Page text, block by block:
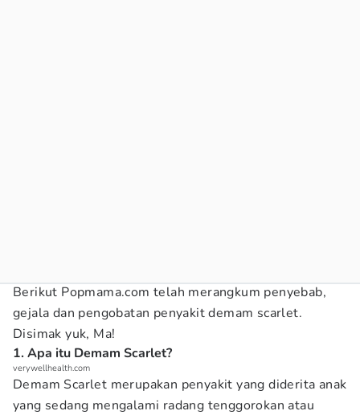
Berikut Popmama.com telah merangkum penyebab,
gejala dan pengobatan penyakit demam scarlet.
Disimak yuk, Ma!
1. Apa itu Demam Scarlet?
verywellhealth.com
Demam Scarlet merupakan penyakit yang diderita anak
yang sedang mengalami radang tenggorokan atau